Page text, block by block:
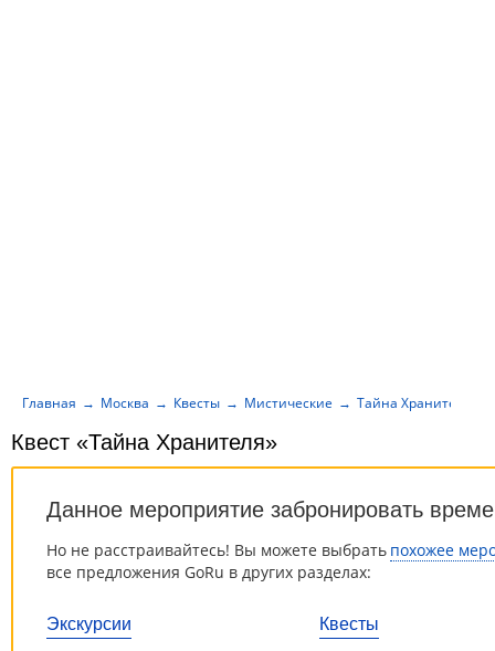
Данное мероприятие забронировать
Но не расстраивайтесь! Вы можете выбрать похожее
все предложения GoRu в других разделах:
Экскурсии Квесты
Квест «Тайна Хранителя»
Главная Москва Квесты Мистические Тайна Хранителя